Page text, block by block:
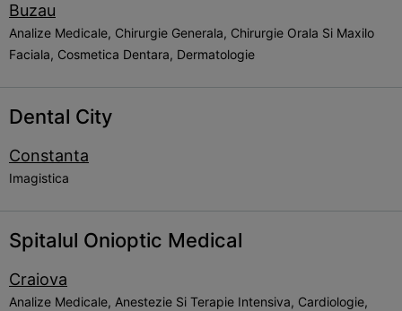
Buzau
Analize Medicale, Chirurgie Generala, Chirurgie Orala Si Maxilo
Faciala, Cosmetica Dentara, Dermatologie
Dental City
Constanta
Imagistica
Spitalul Onioptic Medical
Craiova
Analize Medicale, Anestezie Si Terapie Intensiva, Cardiologie,